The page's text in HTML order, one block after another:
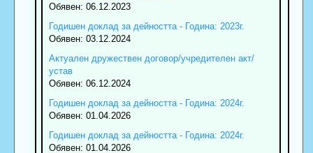
Обявен: 06.12.2023
Годишен доклад за дейността - Година: 2023г.
Обявен: 03.12.2024
Актуален дружествен договор/учредителен акт/
устав
Обявен: 06.12.2024
Годишен доклад за дейността - Година: 2024г.
Обявен: 01.04.2026
Годишен доклад за дейността - Година: 2024г.
Обявен: 01.04.2026